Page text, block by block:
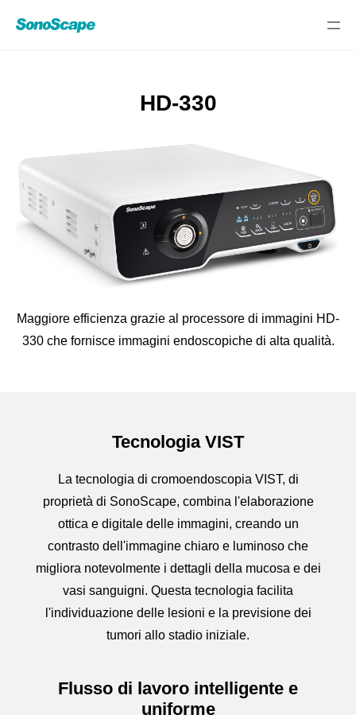
HD-330
Maggiore efficienza grazie al processore di immagini HD-
330 che fornisce immagini endoscopiche di alta qualità.
Tecnologia VIST
La tecnologia di cromoendoscopia VIST, di
proprietà di SonoScape, combina l'elaborazione
ottica e digitale delle immagini, creando un
contrasto dell'immagine chiaro e luminoso che
migliora notevolmente i dettagli della mucosa e dei
vasi sanguigni. Questa tecnologia facilita
l'individuazione delle lesioni e la previsione dei
tumori allo stadio iniziale.
Flusso di lavoro intelligente e
uniforme